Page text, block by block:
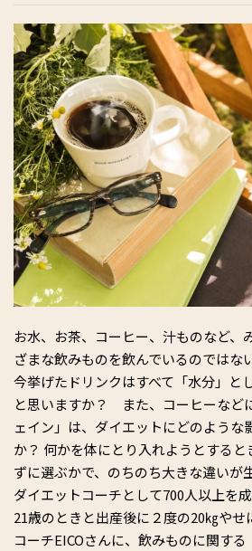
お水、お茶、コーヒー、汁ものなど、
ざまな飲みものを飲んでいるのではな
今挙げたドリンクはすべて「水分」と
と思いますか？ また、コーヒーなど
ェイン」は、ダイエットにどのような
か？ 何かを体にとり入れようとすると
ずに選ぶかで、のちのち大きな違いが
ダイエットコーチとして700人以上を
21歳のときと出産後に２度の20㎏やせ
コーチEICOさんに、飲みものに関す